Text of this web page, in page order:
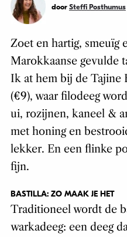
door Steffi Posthumus
Zoet en hartig, smeuïg
Marokkaanse gevulde
Ik at hem bij de Tajine
(€9), waar filodeeg
ui, rozijnen, kaneel &
met honing en
lekker. En een flinke
fijn.
BASTILLA: ZO MAAK JE HET
Traditioneel wordt de
warkadeeg: een deeg